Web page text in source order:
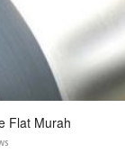
Flat Murah